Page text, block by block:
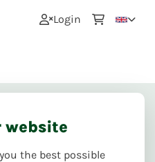
Login
website
the best possible